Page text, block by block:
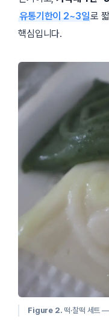
유통기한이 2~3일로
핵심입니다.
Figure 2. 떡·찰떡 세트